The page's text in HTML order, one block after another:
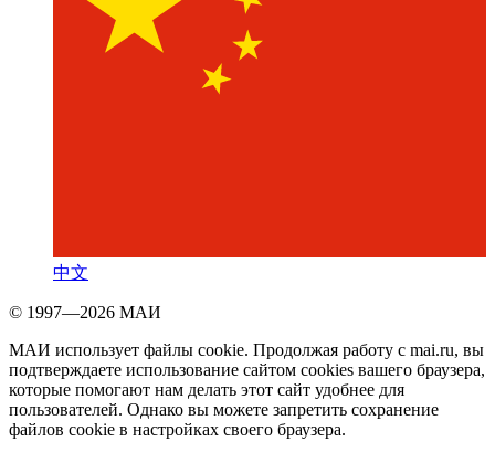
中文
© 1997—2026 МАИ
МАИ использует файлы cookie. Продолжая работу с mai.ru, вы
подтверждаете использование сайтом cookies вашего браузера,
которые помогают нам делать этот сайт удобнее для
пользователей. Однако вы можете запретить сохранение
файлов cookie в настройках своего браузера.